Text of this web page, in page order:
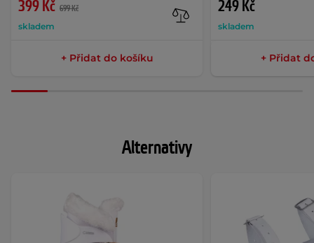
399 Kč 699 Kč
skladem
+ Přidat do košíku
249 Kč
skladem
+ Přidat
Alternativy